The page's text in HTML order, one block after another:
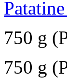
750 g
750 g